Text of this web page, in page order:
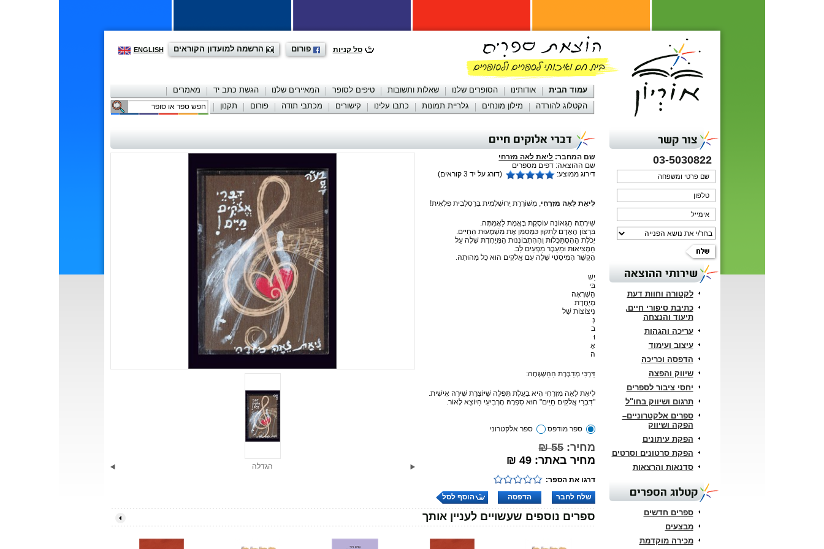
ENGLISH הרשמה למועדון הקוראים פורום סל קניות
עמוד הבית אודותינו הסופרים שלנו שאלות ותשובות טיפים לסופר המאיירים שלנו הגשת כתב יד
מאמרים
הקטלוג להורדה
מילון מונחים גלריית תמונות כתבו עלינו קישורים מכתבי תודה פורום תקנון יצירת קשר
צור קשר
03-5030822
שירותי ההוצאה
לקטורה וחוות דעת
כתיבת סיפורי חיים,
תיעוד והנצחה
עריכה והגהות
עיצוב ועימוד
הדפסה וכריכה
שיווק והפצה
יחסי ציבור לספרים
תרגום ושיווק בחו"ל
ספרים אלקטרוניים–
הפקה ושיווק
הפקת עיתונים
הפקת סרטונים וסרטים
סדנאות והרצאות
קטלוג הספרים
ספרים חדשים
מבצעים
מכירה מוקדמת
דברי אלוקים חיים
שם המחבר: ליאת לאה מזרחי
שם ההוצאה: דפים מספרים
דירוג ממוצע:
(דורג על יד 3 קוראים)
לִיאַת לֵאָה מִזְרָחִי, מְשׁוֹרֶרֶת יְרוּשַׁלְמִית בְּרֶסְלֶבִית פִּלְאִית!
שִׁירָתָהּ הַגְּאוֹנָה עוֹסֶקֶת בָּאֱמֶת לַאֲמִתָּה.
בִּרְצוֹן הָאָדָם לְתִקּוּן כִּמְסַמֵּן אֶת מַשְׁמָעוּת הַחַיִּים.
יְכֹלֶת הַהִסְתַּכְּלוּת וְהַהִתְבּוֹנְנוּת הַמְּיֻחֶדֶת שֶׁלָּהּ עַל
הַמְּצִיאוּת וּמֵעֵבֶר מַפְעִים לֵב.
הַקֶּשֶׁר הַמִּיסְטִי שֶׁלָּהּ עִם אֱלֹקִים הוּא כָּל מַהוּתָהּ.
יֵשׁ
בִּי
הַשְׁרָאָה
מְיֻחֶדֶת
נִיצוֹצוֹת שֶׁל
נְ
ב
וּ
אָ
ה
דַּרְכִּי מְדַבֶּרֶת הַהַשְׁגָּחָה:
לִיאַת לֵאָה מִזְרָחִי הִיא בַּעֲלַת תְּפִלָּה שֶׁיּוֹצֶרֶת שִׁירָה אִישִׁית.
"דִּבְרֵי אֱלֹקִים חַיִּים" הוּא סִפְרָהּ הָרְבִיעִי הַיּוֹצֵא לָאוֹר.
ספר מודפס ספר אלקטרוני
מחיר:55 ₪
מחיר באתר: 49 ₪
דרגו את הספר:
שלח לחבר
הדפסה הוסף לסל
הגדלה
ספרים נוספים שעשויים לעניין אותך